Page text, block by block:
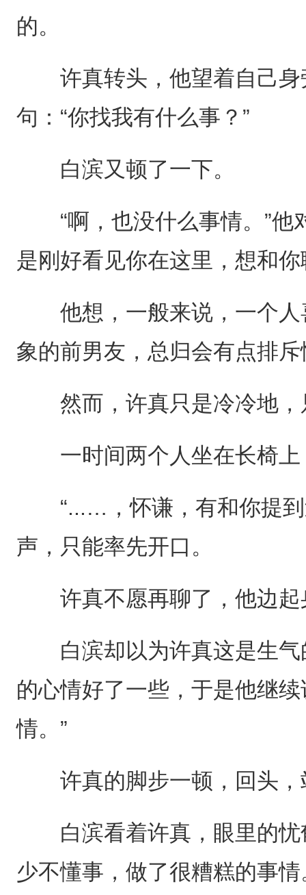
的。
许真转头，他望着自己身
句：“你找我有什么事？”
白滨又顿了一下。
“啊，也没什么事情。”他
是刚好看见你在这里，想和你
他想，一般来说，一个人
象的前男友，总归会有点排
然而，许真只是冷冷地，
一时间两个人坐在长椅上
“...…，怀谦，有和你提到
声，只能率先开口。
许真不愿再聊了，他边起
白滨却以为许真这是生气
的心情好了一些，于是他继
情。”
许真的脚步一顿，回头，
白滨看着许真，眼里的忧
少不懂事，做了很糟糕的事